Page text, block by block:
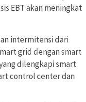
EBT akan meningkat
intermitensi dari
grid dengan smart
dilengkapi smart
control center dan